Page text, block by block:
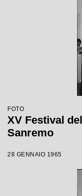
FOTO
XV Festival
Sanremo
28 GENNAIO 1965